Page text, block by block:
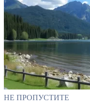
НЕ ПРОПУСТИТЕ